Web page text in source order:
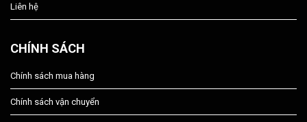
Liên hệ
CHÍNH SÁCH
Chính sách mua hàng
Chính sách vận chuyển